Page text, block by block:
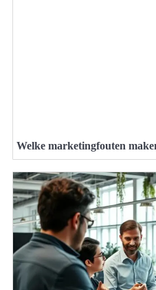
Welke marketingfouten